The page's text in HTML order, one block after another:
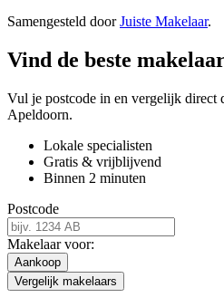
Samengesteld doorJuiste Makelaar.
Vind de beste
Vul je postcode in en vergelijk direct
Apeldoorn.
Lokale specialisten
Gratis & vrijblijvend
Binnen 2 minuten
Postcode
Makelaar voor:
Aankoop
Vergelijk makelaars